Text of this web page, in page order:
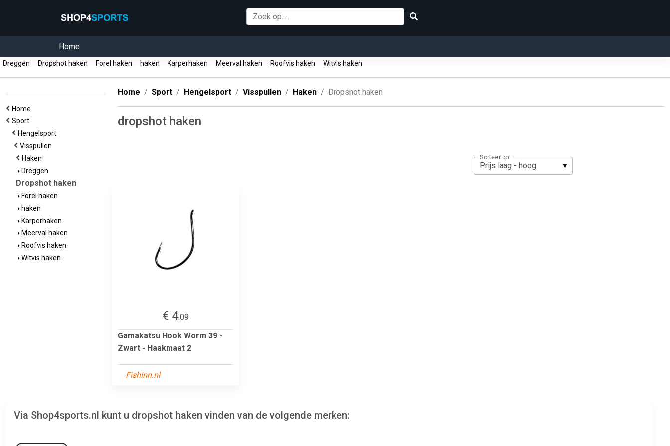
Home
Dreggen Dropshot haken Forel haken haken Karperhaken Meerval haken Roofvis haken Witvis haken
Home
Sport
Hengelsport
Visspullen
Haken
Dreggen
Dropshot haken
Forel haken
haken
Karperhaken
Meerval haken
Roofvis haken
Witvis haken
Home Sport Hengelsport Visspullen Haken Dropshot haken
dropshot haken
Sorteer op:
€ 4.09
Gamakatsu Hook Worm 39 -
Zwart - Haakmaat 2
Fishinn.nl
Via Shop4sports.nl kunt u dropshot haken vinden van de volgende merken: